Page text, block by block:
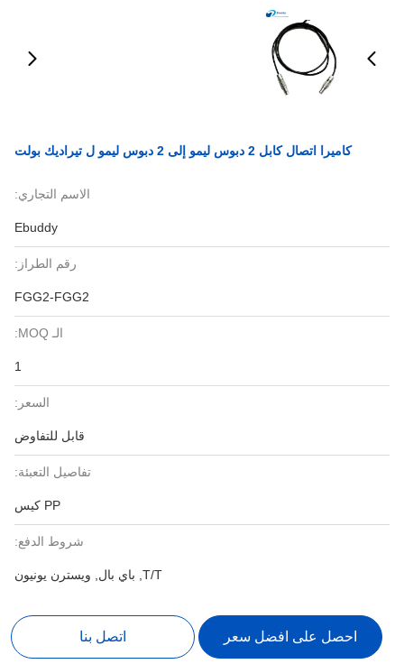
كاميرا اتصال كابل 2 دبوس ليمو إلى 2 دبوس ليمو ل تيراديك بولت
الاسم التجاري:
Ebuddy
رقم الطراز:
FGG2-FGG2
الـ MOQ:
1
السعر:
قابل للتفاوض
تفاصيل التعبئة:
PP كيس
شروط الدفع:
T/T, باي بال, ويسترن يونيون
احصل على افضل سعر اتصل بنا